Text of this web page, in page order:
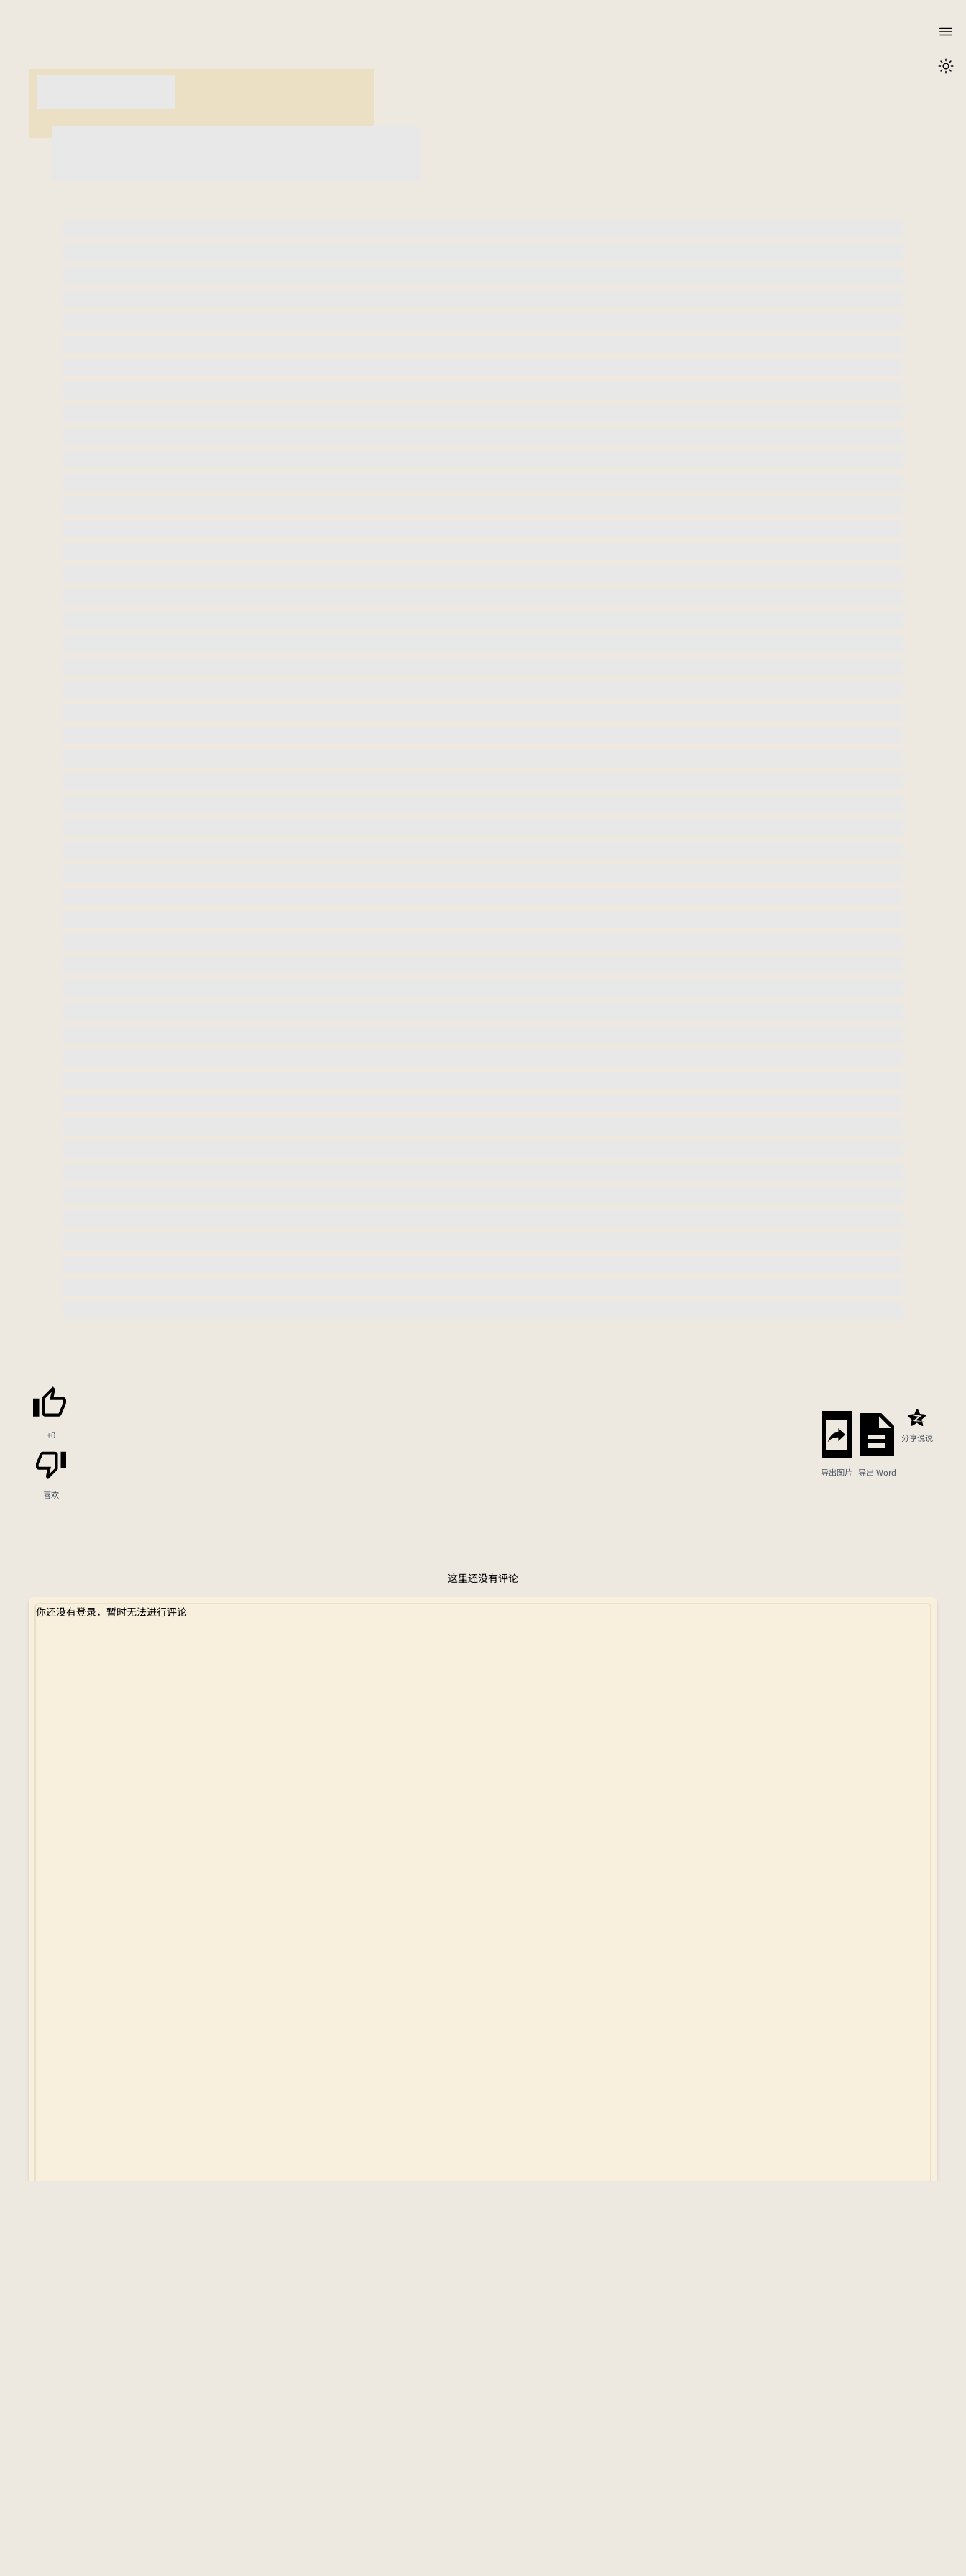
+0
喜欢
导出图片 导出 Word
分享说说
这里还没有评论
你还没有登录，暂时无法进行评论